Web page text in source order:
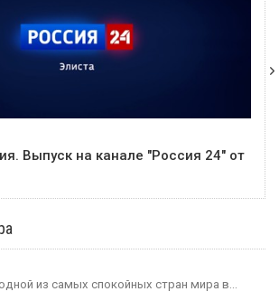
Выпуск на канале "Россия 24" от
из самых спокойных стран мира в...